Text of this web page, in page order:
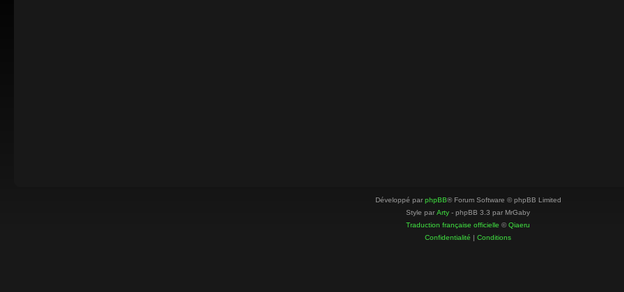
Développé par phpBB® Forum Software © phpBB Limited
Style par Arty - phpBB 3.3 par MrGaby
Traduction française officielle ©Qiaeru
Confidentialité | Conditions